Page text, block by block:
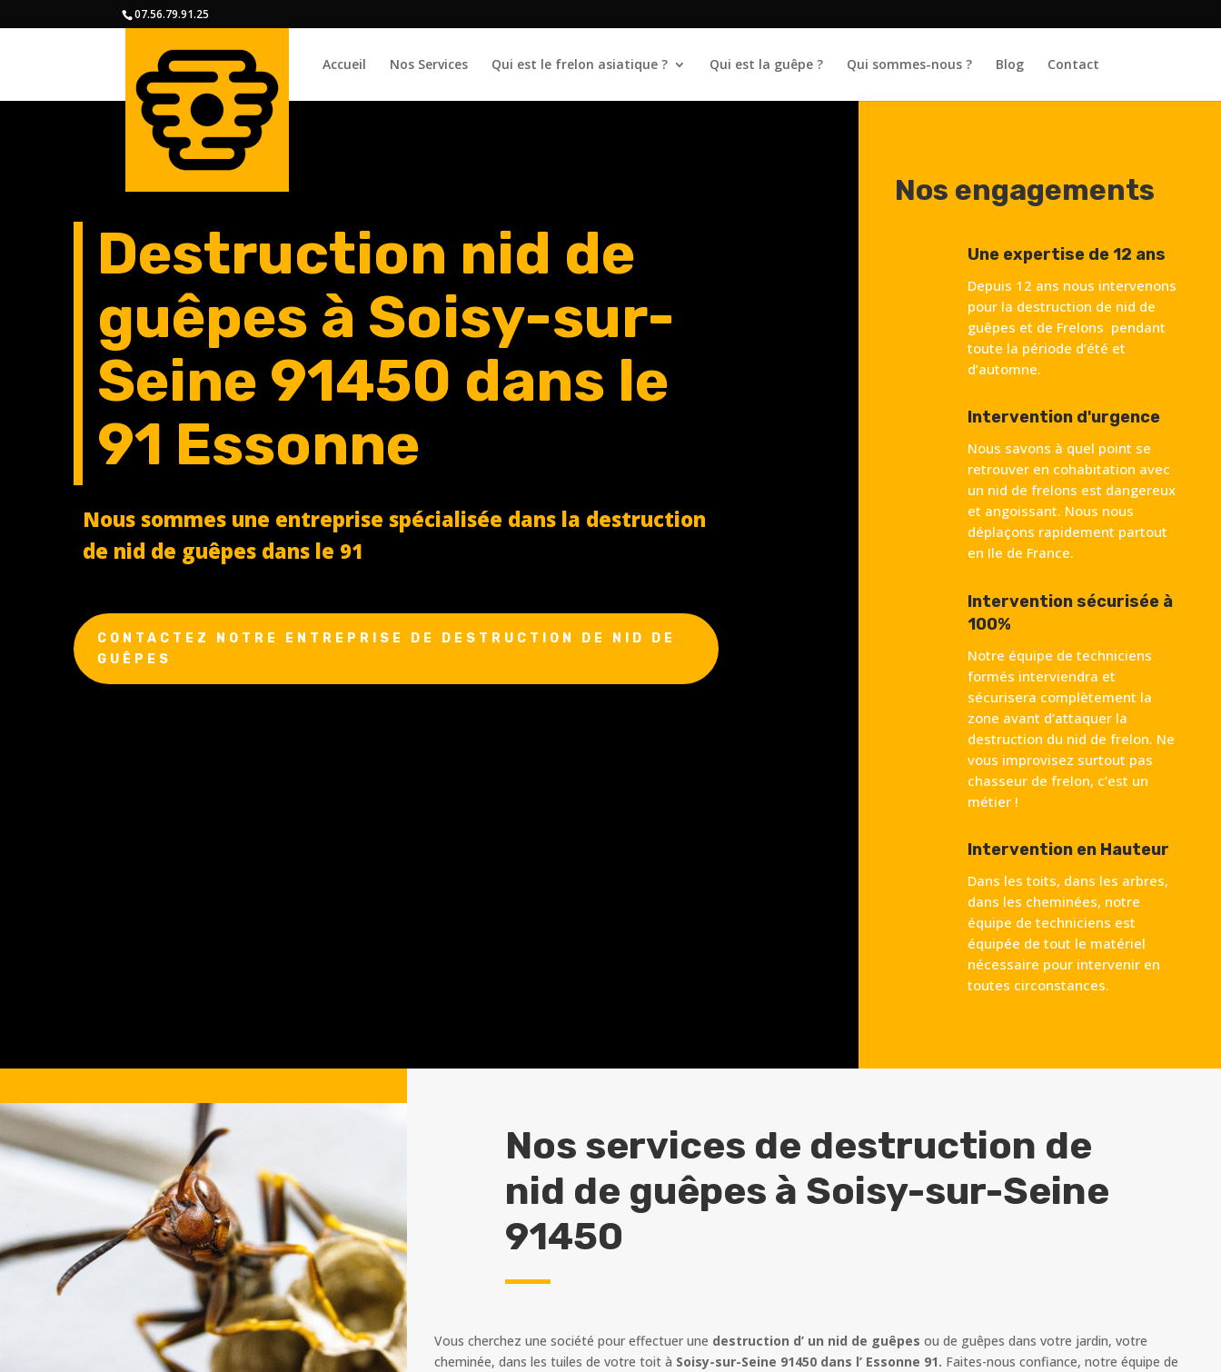
07.56.79.91.25
Accueil Nos Services Qui est le frelon asiatique ? Qui est la guêpe ? Qui sommes-nous ? Blog Contact
Destruction nid de
guêpes à Soisy-sur-
Seine 91450 dans le
91 Essonne
Nous sommes une entreprise spécialisée dans la destruction
de nid de guêpes dans le 91
CONTACTEZ NOTRE ENTREPRISE DE DESTRUCTION DE NID DE
GUÊPES
Nos engagements
Une expertise de 12 ans
Depuis 12 ans nous intervenons
pour la destruction de nid de
guêpes et de Frelons pendant
toute la période d’été et
d’automne.
Intervention d'urgence
Nous savons à quel point se
retrouver en cohabitation avec
un nid de frelons est dangereux
et angoissant. Nous nous
déplaçons rapidement partout
en Ile de France.
Intervention sécurisée à
100%
Notre équipe de techniciens
formés interviendra et
sécurisera complètement la
zone avant d’attaquer la
destruction du nid de frelon. Ne
vous improvisez surtout pas
chasseur de frelon, c’est un
métier !
Intervention en Hauteur
Dans les toits, dans les arbres,
dans les cheminées, notre
équipe de techniciens est
équipée de tout le matériel
nécessaire pour intervenir en
toutes circonstances.
Nos services de destruction de
nid de guêpes à Soisy-sur-Seine
91450
Vous cherchez une société pour effectuer une destruction d’ un nid de guêpes ou de guêpes dans votre jardin, votre
cheminée, dans les tuiles de votre toit à Soisy-sur-Seine 91450 dans l’ Essonne 91. Faites-nous confiance, notre équipe de